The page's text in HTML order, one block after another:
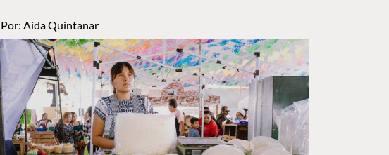
Por: Aída Quintanar